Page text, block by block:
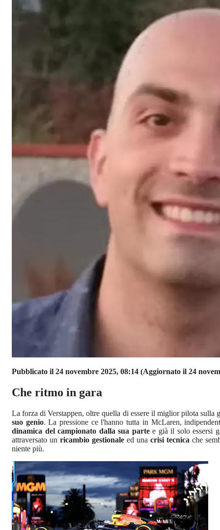
Pubblicato il 24 novembre 2025, 08:14 (Aggiornato il 24
Che ritmo in gara
La forza di Verstappen, oltre quella di essere il miglior pilota sulla
suo genio. La pressione ce l'hanno tutta in McLaren,
dinamica del campionato dalla sua partee già il solo essersi
attraversato un ricambio gestionale ed unacrisi tecnica che
niente più.